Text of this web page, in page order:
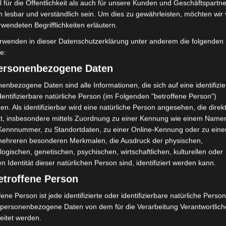
​​Grund auch immer)
Natur (Selbstentzündung)
dichtbewachsenen Bereichen neben oder auf
asphaltierten oder felsigen Bereichen fahren, um
verursachte Entzündungsgefahr zu vermeiden.
von Pflanzenresten oder Ästen befreit sind
Felder durchqueren, müssen mit folgendem Zubehör
für die Öffentlichkeit als auch für unsere Kunden und
lesbar und verständlich sein. Um dies zu gewährleisten, möchten wir
Begrifflichkeiten erläutern.
in dieser Datenschutzerklärung unter anderem die folgenden
Daten
Daten sind alle Informationen, die sich auf eine
natürliche Person (im Folgenden "betroffene Person")
Als identifizierbar wird eine natürliche Person angesehen, die
insbesondere mittels Zuordnung zu einer Kennung wie einem
zu Standortdaten, zu einer Online-Kennung oder zu
besonderen Merkmalen, die Ausdruck der physischen,
genetischen, psychischen, wirtschaftlichen, kulturellen oder
Identität dieser natürlichen Person sind, identifiziert werden kann.
Person
Person ist jede identifizierte oder identifizierbare natürliche
Daten von dem für die Verarbeitung
werden.